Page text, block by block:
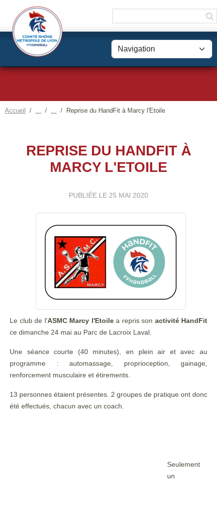
Accueil Reprise du HandFit à Marcy l'Etoile
REPRISE DU HANDFIT À
MARCY L'ETOILE
PUBLIÉE LE 25 MAI 2020
Le club de l'ASMC Marcy l'Etoilea repris son activité HandFit
ce dimanche 24 mai au Parc de Lacroix Laval.
Une séance courte (40 minutes), en plein air et avec au
programme : automassage, proprioception, gainage,
renforcement musculaire et étirements.
13 personnes étaient présentes. 2 groupes de pratique ont donc
été effectués, chacun avec un coach.
Seulement
un
Panneau de gestion des cookies